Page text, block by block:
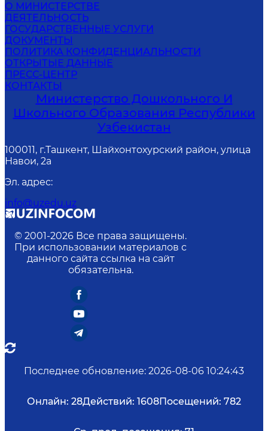
О МИНИСТЕРСТВЕ
ДЕЯТЕЛЬНОСТЬ
ГОСУДАРСТВЕННЫЕ УСЛУГИ
ДОКУМЕНТЫ
ПОЛИТИКА КОНФИДЕНЦИАЛЬНОСТИ
ОТКРЫТЫЕ ДАННЫЕ
ПРЕСС-ЦЕНТР
КОНТАКТЫ
Министерство Дошкольного И
Школьного Образования Республики
Узбекистан
100011, г.Ташкент, Шайхонтохурский район, улица
Навои, 2а
Эл. адрес:
info@uzedu.uz
© 2001-2026 Все права защищены.
При использовании материалов с
данного сайта ссылка на сайт
обязательна.
Последнее обновление: 2026-08-06 10:24:43
Онлайн: 28Действий: 1608Посещений: 782